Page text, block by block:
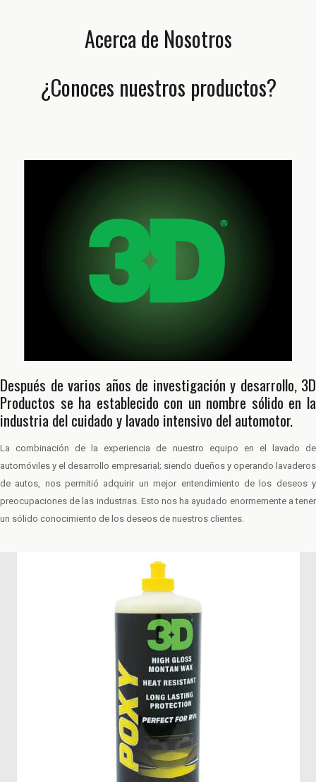
Acerca de Nosotros
¿Conoces nuestros productos?
Después de varios años de investigación y desarrollo, 3D
Productos se ha establecido con un nombre sólido en la
industria del cuidado y lavado intensivo del automotor.
La combinación de la experiencia de nuestro equipo en el lavado de
automóviles y el desarrollo empresarial; siendo dueños y operando lavaderos
de autos, nos permitió adquirir un mejor entendimiento de los deseos y
preocupaciones de las industrias. Esto nos ha ayudado enormemente a tener
un sólido conocimiento de los deseos de nuestros clientes.